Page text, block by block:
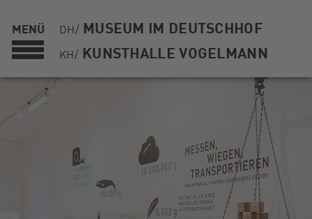
MENÜ DH/ MUSEUM IM DEUTSCHHOF
KH/ KUNSTHALLE VOGELMANN